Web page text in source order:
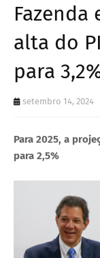
Fazenda
alta do
para
setembro 14, 2024
Para 2025, a
para 2,5%